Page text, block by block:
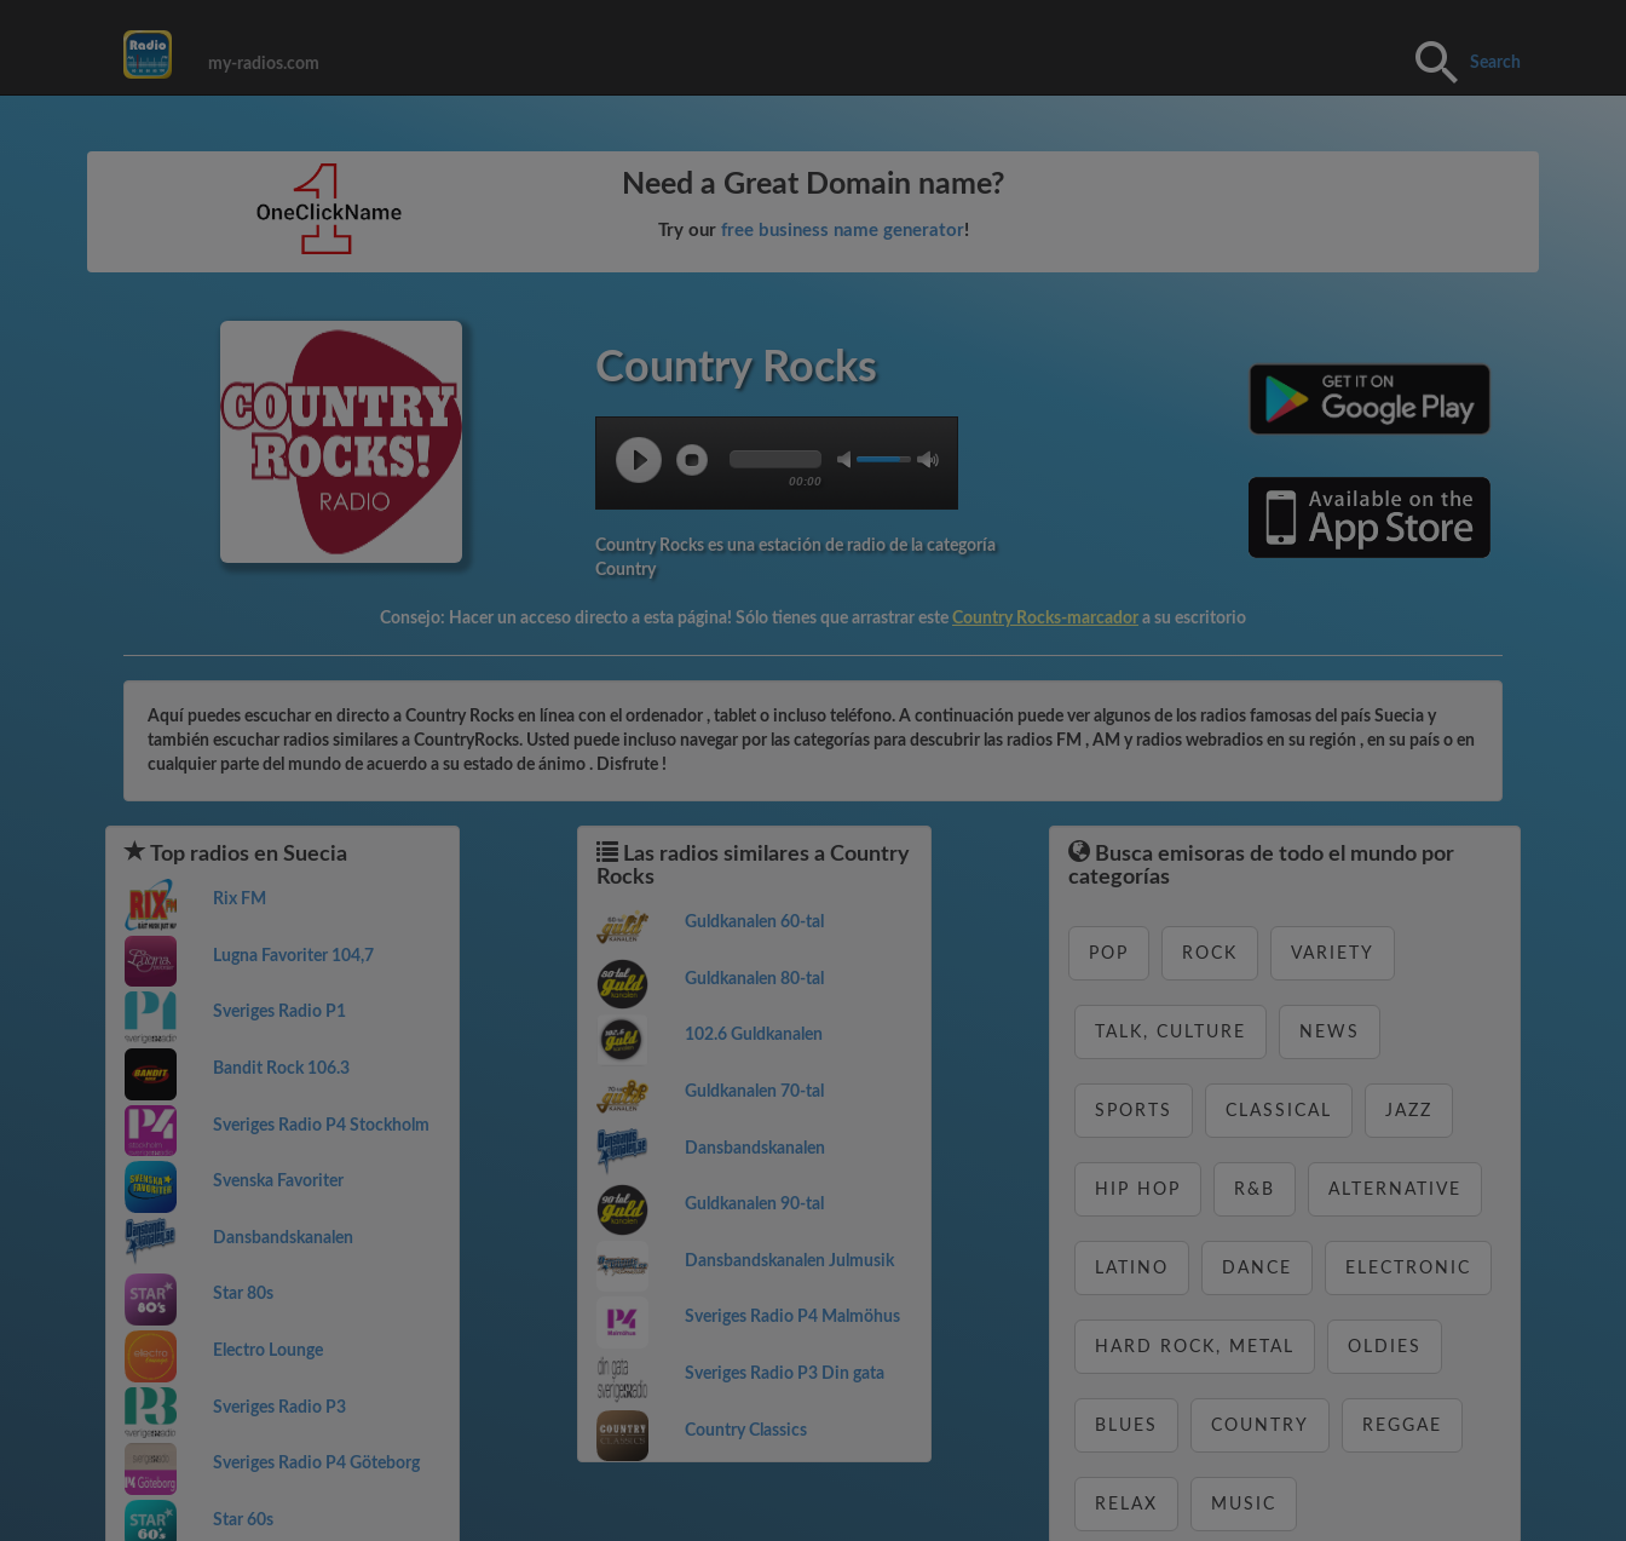
my-radios.com Search
Need a Great Domain name?
Try our free business name generator!
Country Rocks
00:00
Country Rocks es una estación de radio de la categoría
Country
Consejo: Hacer un acceso directo a esta página! Sólo tienes que arrastrar este Country Rocks-marcador a su escritorio
Aquí puedes escuchar en directo a Country Rocks en línea con el ordenador , tablet o incluso teléfono. A continuación puede ver algunos de los radios famosas del país Suecia y
también escuchar radios similares a CountryRocks. Usted puede incluso navegar por las categorías para descubrir las radios FM , AM y radios webradios en su región , en su país o en
cualquier parte del mundo de acuerdo a su estado de ánimo . Disfrute !
Top radios en Suecia
Rix FM
Lugna Favoriter 104,7
Sveriges Radio P1
Bandit Rock 106.3
Sveriges Radio P4 Stockholm
Svenska Favoriter
Dansbandskanalen
Star 80s
Electro Lounge
Sveriges Radio P3
Sveriges Radio P4 Göteborg
Star 60s
Las radios similares a Country
Rocks
Guldkanalen 60-tal
Guldkanalen 80-tal
102.6 Guldkanalen
Guldkanalen 70-tal
Dansbandskanalen
Guldkanalen 90-tal
Dansbandskanalen Julmusik
Sveriges Radio P4 Malmöhus
Sveriges Radio P3 Din gata
Country Classics
Busca emisoras de todo el mundo por
categorías
POP ROCK VARIETY
TALK, CULTURE NEWS
SPORTS CLASSICAL JAZZ
HIP HOP R&B ALTERNATIVE
LATINO DANCE ELECTRONIC
HARD ROCK, METAL OLDIES
BLUES COUNTRY REGGAE
RELAX MUSIC